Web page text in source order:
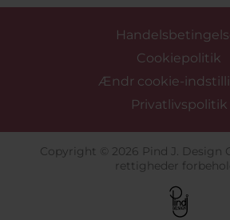
Cookiepolitik
Ændr cookie-
Privatlivspolitik
Copyright © 2026 Pind J. Design
rettigheder